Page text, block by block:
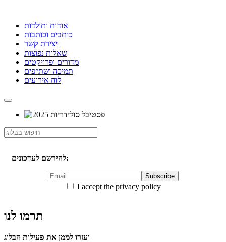
אודות ותולדות
כותבים וכותבות
יצירת קשר
שאלות נפוצות
מדורים ופרויקטים
תמיכה ושת״פים
לוח אירועים
להירשם לעדכונים:
I accept the privacy policy
תרמו לנו
ועזרו לממן את פעילות הבלוג